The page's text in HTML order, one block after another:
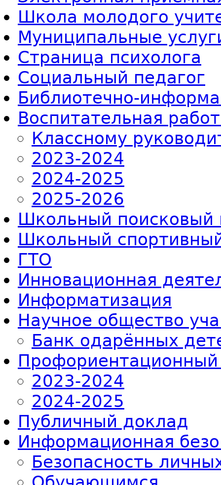
Школа молодого
Муниципальные
Страница психолога
Социальный педагог
Библиотечно-
Воспитательная
Классному
2023-2024
2024-2025
2025-2026
Школьный поисковый
Школьный
ГТО
Инновационная
Информатизация
Научное общество
Банк одарённых
2023-2024
2024-2025
Публичный доклад
Информационная
Безопасность